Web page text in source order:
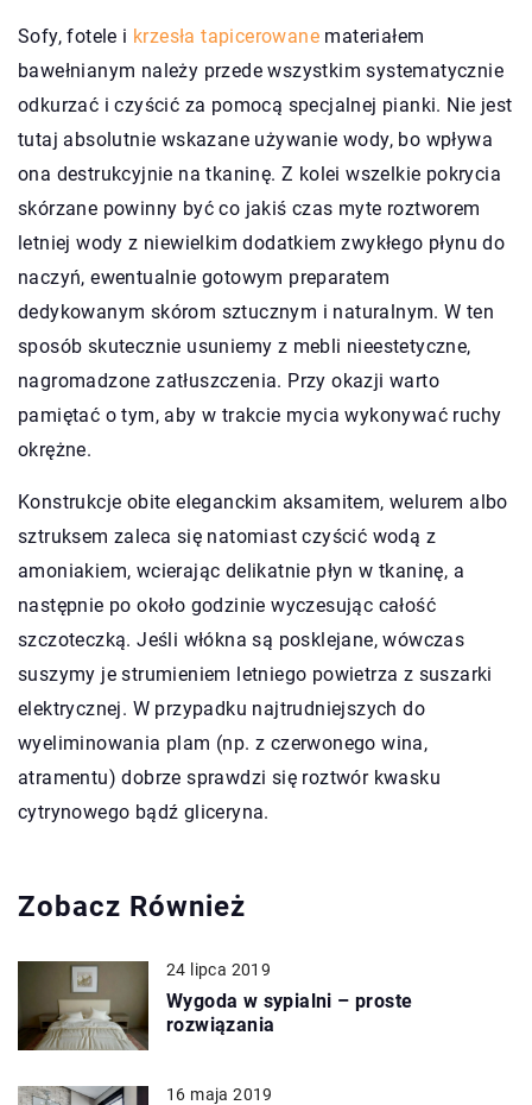
Sofy, fotele i krzesła tapicerowane materiałem
bawełnianym należy przede wszystkim systematycznie
odkurzać i czyścić za pomocą specjalnej pianki. Nie jest
tutaj absolutnie wskazane używanie wody, bo wpływa
ona destrukcyjnie na tkaninę. Z kolei wszelkie pokrycia
skórzane powinny być co jakiś czas myte roztworem
letniej wody z niewielkim dodatkiem zwykłego płynu do
naczyń, ewentualnie gotowym preparatem
dedykowanym skórom sztucznym i naturalnym. W ten
sposób skutecznie usuniemy z mebli nieestetyczne,
nagromadzone zatłuszczenia. Przy okazji warto
pamiętać o tym, aby w trakcie mycia wykonywać ruchy
okrężne.
Konstrukcje obite eleganckim aksamitem, welurem albo
sztruksem zaleca się natomiast czyścić wodą z
amoniakiem, wcierając delikatnie płyn w tkaninę, a
następnie po około godzinie wyczesując całość
szczoteczką. Jeśli włókna są posklejane, wówczas
suszymy je strumieniem letniego powietrza z suszarki
elektrycznej. W przypadku najtrudniejszych do
wyeliminowania plam (np. z czerwonego wina,
atramentu) dobrze sprawdzi się roztwór kwasku
cytrynowego bądź gliceryna.
Zobacz Również
24 lipca 2019
Wygoda w sypialni – proste
rozwiązania
16 maja 2019